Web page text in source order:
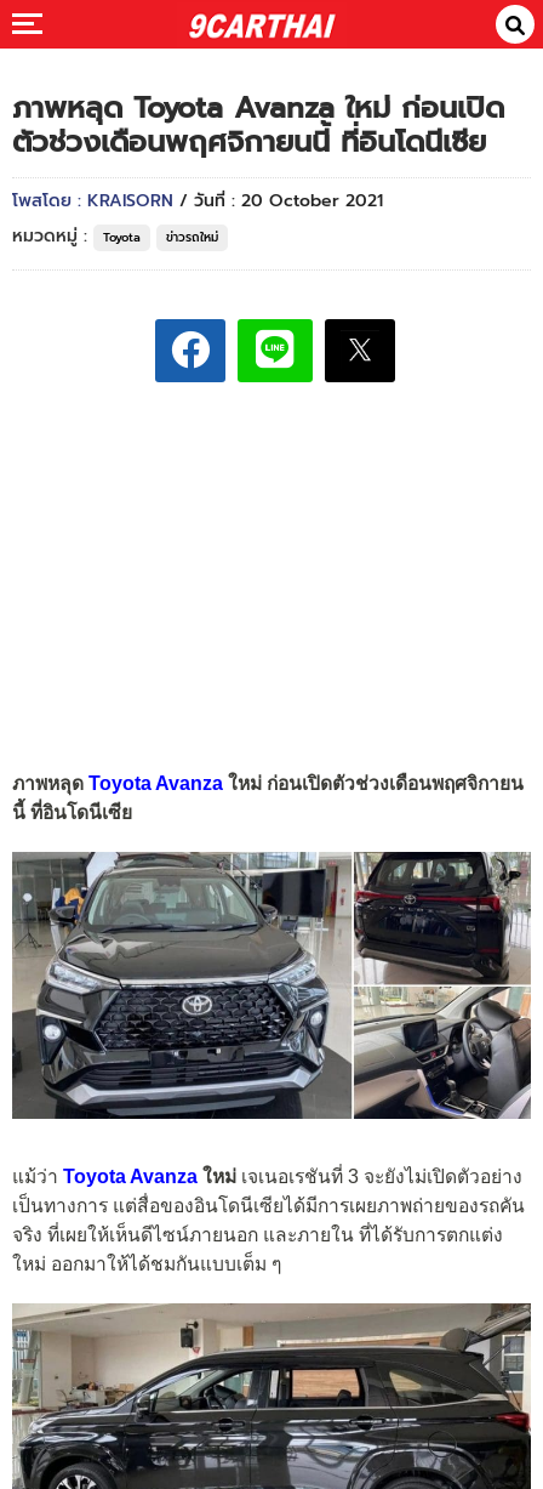
ภาพหลุด Toyota Avanza ใหม่ ก่อนเปิด
ตัวช่วงเดือนพฤศจิกายนนี้ ที่อินโดนีเซีย
โพสโดย : KRAISORN / วันที่ : 20 October 2021
หมวดหมู่ :
Toyota ข่าวรถใหม่
ภาพหลุด Toyota Avanza ใหม่ ก่อนเปิดตัวช่วงเดือนพฤศจิกายน
นี้ ที่อินโดนีเซีย
แม้ว่า Toyota Avanza ใหม่ เจเนอเรชันที่ 3 จะยังไม่เปิดตัวอย่าง
เป็นทางการ แต่สื่อของอินโดนีเซียได้มีการเผยภาพถ่ายของรถคัน
จริง ที่เผยให้เห็นดีไซน์ภายนอก และภายใน ที่ได้รับการตกแต่ง
ใหม่ ออกมาให้ได้ชมกันแบบเต็ม ๆ